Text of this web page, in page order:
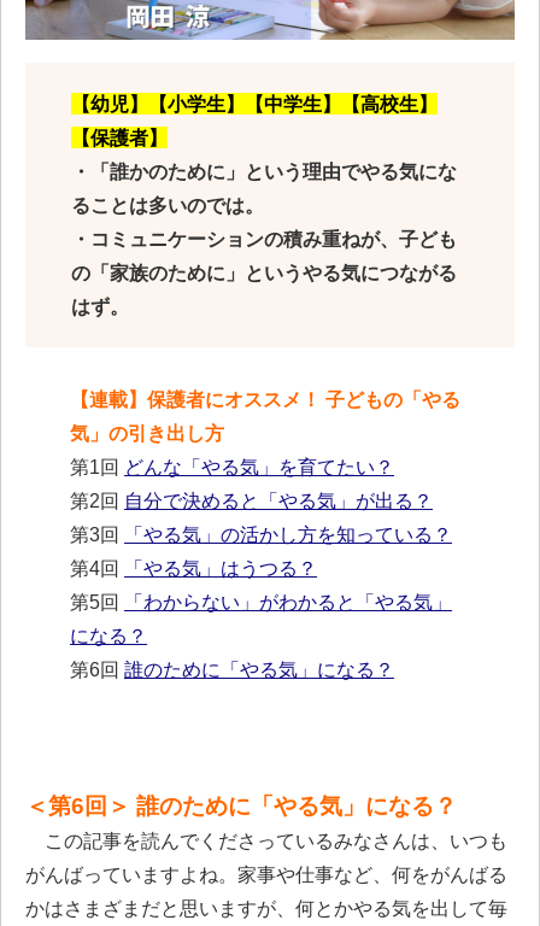
【幼児】【小学生】【中学生】【高校生】
【保護者】
・「誰かのために」という理由でやる気にな
ることは多いのでは。
・コミュニケーションの積み重ねが、子ども
の「家族のために」というやる気につながる
はず。
【連載】保護者にオススメ！ 子どもの「やる
気」の引き出し方
第1回 どんな「やる気」を育てたい？
第2回 自分で決めると「やる気」が出る？
第3回
「やる気」の活かし方を知っている？
第4回
「やる気」はうつる？
第5回
「わからない」がわかると「やる気」
になる？
第6回誰のために「やる気」になる？
＜第6回＞ 誰のために「やる気」になる？
この記事を読んでくださっているみなさんは、いつも
がんばっていますよね。家事や仕事など、何をがんばる
かはさまざまだと思いますが、何とかやる気を出して毎